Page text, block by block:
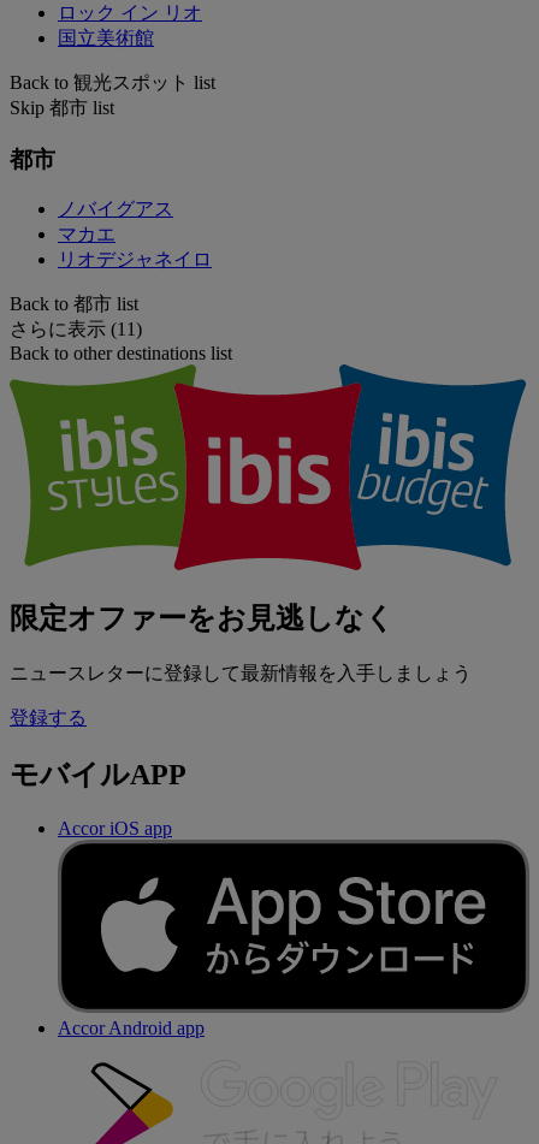
ロック イン リオ
国立美術館
Back to 観光スポット list
Skip 都市 list
都市
ノバイグアス
マカエ
リオデジャネイロ
Back to 都市 list
さらに表示 (11)
Back to other destinations list
限定オファーをお見逃しなく
ニュースレターに登録して最新情報を入手しましょう
登録する
モバイルAPP
Accor iOS app
Accor Android app